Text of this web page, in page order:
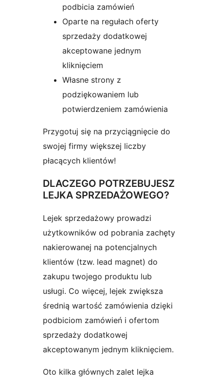
podbicia zamówień
Oparte na regułach oferty
sprzedaży dodatkowej
akceptowane jednym
kliknięciem
Własne strony z
podziękowaniem lub
potwierdzeniem zamówienia
Przygotuj się na przyciągnięcie do
swojej firmy większej liczby
płacących klientów!
DLACZEGO POTRZEBUJESZ
LEJKA SPRZEDAŻOWEGO?
Lejek sprzedażowy prowadzi
użytkowników od pobrania zachęty
nakierowanej na potencjalnych
klientów (tzw. lead magnet) do
zakupu twojego produktu lub
usługi. Co więcej, lejek zwiększa
średnią wartość zamówienia dzięki
podbiciom zamówień i ofertom
sprzedaży dodatkowej
akceptowanym jednym kliknięciem.
Oto kilka głównych zalet lejka